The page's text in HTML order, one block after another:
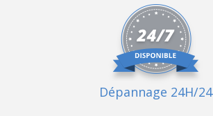
Dépannage 24H/24